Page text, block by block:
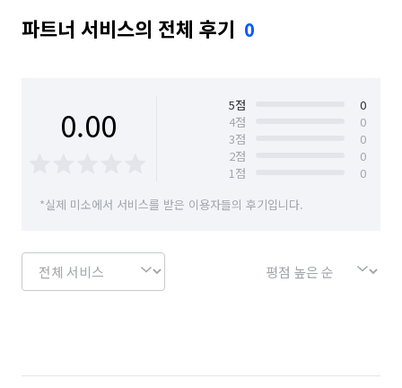
서울 은평구 서울 종로구 서울 중구
파트너 서비스의 전체 후기 0
0.00 5점
0
4점
0
3점
0
2점
0
1점
0
*실제 미소에서 서비스를 받은 이용자들의 후기입니다.